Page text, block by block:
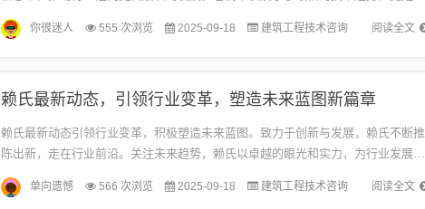
动经济增长和社会进步的重要力量。这些项目的成功实施将带来革命性的变革，
推...
阅读全文
你很迷人 555 次浏览 2025-09-18 建筑工程技术咨询
赖氏最新动态，引领行业变革，塑造未来蓝图新篇章
赖氏最新动态引领行业变革，积极塑造未来蓝图。致力于创新与发展，赖氏不断推
陈出新，走在行业前沿。关注未来趋势，赖氏以卓越的眼光和实力，为行业发展注
入新活力。致力于满足客户需求，赖氏努力打造优质产品和服务，为更美好的明
天...
阅读全文
单向遗憾 566 次浏览 2025-09-18 建筑工程技术咨询